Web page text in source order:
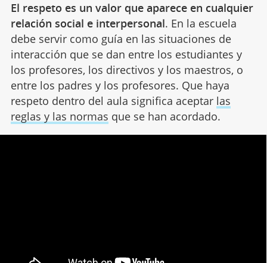
El respeto es un valor que aparece en cualquier
relación social e interpersonal. En la escuela
debe servir como guía en las situaciones de
interacción que se dan entre los estudiantes y
los profesores, los directivos y los maestros, o
entre los padres y los profesores. Que haya
respeto dentro del aula significa aceptar las
reglas y las normas que se han acordado.